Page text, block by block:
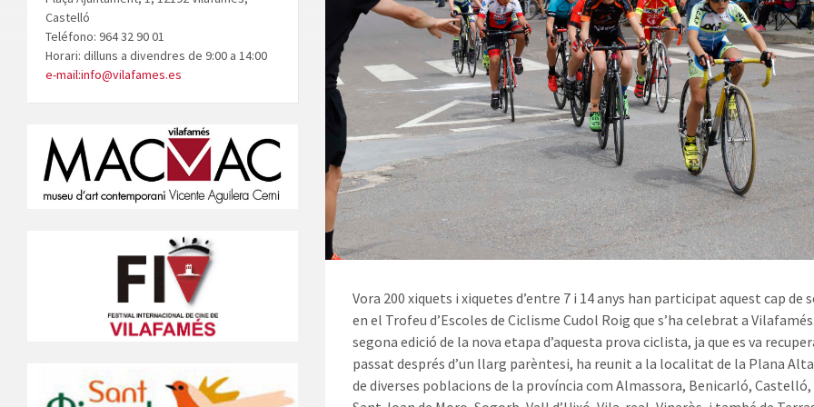
Vora 200 xiquets i xiquetes d’entre 7 i 14 anys han participat aquest cap de
en el Trofeu d’Escoles de Ciclisme Cudol Roig que s’ha celebrat a
segona edició de la nova etapa d’aquesta prova ciclista, ja que es va
passat després d’un llarg parèntesi, ha reunit a la localitat de la Plana Alta
de diverses poblacions de la província com Almassora, Benicarló, Castelló,
Castelló
Teléfono: 964 32 90 01
Horari: dilluns a divendres de 9:00 a 14:00
e-mail:info@vilafames.es